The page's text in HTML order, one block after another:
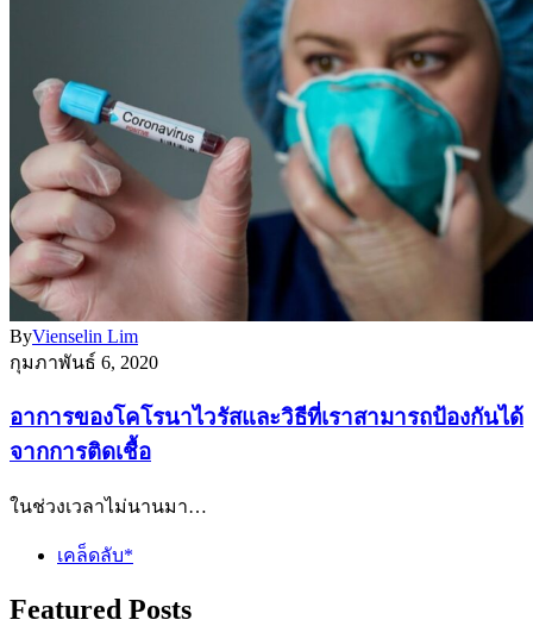
ByVienselin Lim
กุมภาพันธ์ 6, 2020
อาการของโคโรนาไวรัสและวิธีที่เราสามารถป้องกันได้
จากการติดเชื้อ
ในช่วงเวลาไม่นานมา…
เคล็ดลับ*
Featured Posts